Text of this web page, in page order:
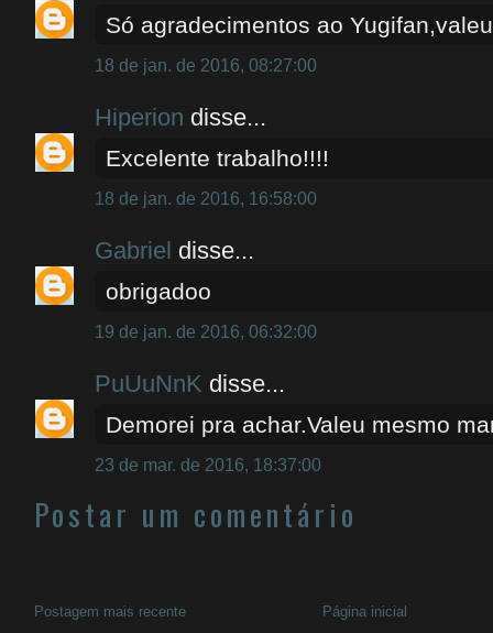
Só agradecimentos ao
18 de jan. de 2016, 08:27:00
Hiperion disse...
Excelente trabalho!!!!
18 de jan. de 2016, 16:58:00
Gabriel disse...
obrigadoo
19 de jan. de 2016, 06:32:00
PuUuNnK disse...
Demorei pra achar.Valeu mesmo
23 de mar. de 2016, 18:37:00
Postar um comentário
Postagem mais recente Página inicial